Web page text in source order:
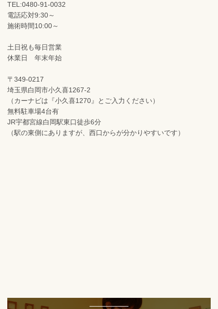
TEL:0480-91-0032
電話応対9:30～
施術時間10:00～
土日祝も毎日営業
休業日 年末年始
〒349-0217
埼玉県白岡市小久喜1267-2
（カーナビは『小久喜1270』とご入力ください）
無料駐車場4台有
JR宇都宮線白岡駅東口徒歩6分
（駅の東側にありますが、西口からが分かりやすいです）